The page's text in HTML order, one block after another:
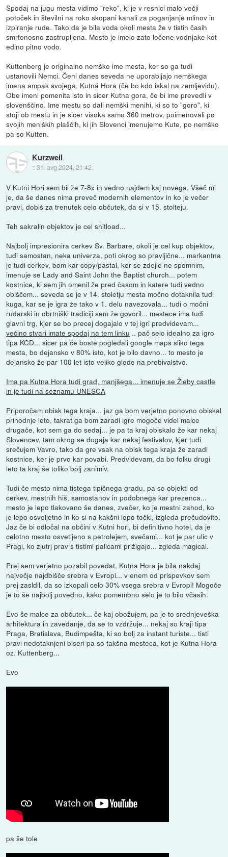
Spodaj na jugu mesta vidimo "reko", ki je v resnici malo večji
potoček in številni na roko skopani kanali za poganjanje mlinov in
izpiranje rude. Tako da je bila voda okoli mesta že v tistih časih
smrtonosno zastrupljena. Mesto je imelo zato ločene vodnjake kot
edino pitno vodo.
Kuttenberg je originalno nemško ime mesta, ker so ga tudi
ustanovili Nemci. Čehi danes seveda ne uporabljajo nemškega
imena ampak svojega, Kutná Hora (če bo kdo iskal na zemljevidu).
Obe imeni pomenita isto in sicer Kutna gora, če bi ime prevedli v
slovenščino. Ime mestu so dali nemški menihi, ki so to "goro", ki
stoji ob mestu in je sicer visoka samo 360 metrov, poimenovali po
svojih meniških plaščih, ki jih Slovenci imenujemo Kute, po nemško
pa so Kutten.
Kurzweil
::31. avg 2024, 21:42
V Kutni Hori sem bil že 7-8x in vedno najdem kaj novega. Všeč mi
je, da še danes nima preveč modernih elementov in ko je večer
pravi, dobiš za trenutek celo občutek, da si v 15. stolteju.
Teh sakralin objektov je cel shitload...
Najbolj impresionira cerkev Sv. Barbare, okoli je cel kup objektov,
tudi samostan, neka univerza, poti okrog so pravljične... markantna
je tudi cerkev, bom kar copy/pastal, ker se zdejle ne spomnim,
imenuje se Lady and Saint John the Baptist church... potem
kostnice, ki sem jih omenil že pred časom in katere tudi vedno
obiščem... seveda se je v 14. stoletju mesta močno dotaknila tudi
kuga, kar se je igra že tako v 1. delu navezovala... tudi o močni
rudarski in obrtniški tradiciji sem že govoril... mestece ima tudi
glavni trg, kjer se bo precej dogajalo v tej igri predvidevam...
večino stvari imate spodaj na tem linku .. pač selo idealno za igro
tipa KCD... sicer pa če boste pogledali google maps sliko tega
mesta, bo dejansko v 80% isto, kot je bilo davno... to mesto je
dejansko že par 100 let isto veliko glede na prebivalstvo.
Ima pa Kutna Hora tudi grad, manjšega... imenuje se Žleby castle
in je tudi na seznamu UNESCA
Priporočam obisk tega kraja... jaz ga bom verjetno ponovno obiskal
prihodnje leto, takrat ga bom zaradi igre mogoče videl malce
drugače, kot sem ga do sedaj... je pa ta kraj obiskalo že kar nekaj
Slovencev, tam okrog se dogaja kar nekaj festivalov, kjer tudi
srečujem Vavro, tako da gre vsak na obisk tega kraja že zaradi
kostnice, ker je prvo kar povabi. Predvidevam, da bo folku drugi
leto ta kraj še toliko bolj zanimiv.
Tudi če mesto nima tistega tipičnega gradu, pa so objekti od
cerkev, mestnih hiš, samostanov in podobnega kar prezenca...
mesto je lepo tlakovano še danes, zvečer, ko je mestni zahod, ko
je lepo osveljetno in ko si na kakšni lepo točki, izgleda prečudovito.
Jaz če bi odločal na občini v Kutni hori, bi definitivno hotel, da je
celotno mesto osvetljeno s petrolejem, svečami... kot je par ulic v
Pragi, ko zjutrj prav s tistimi palicami prižigajo... zgleda magical.
Prej sem verjetno pozabil povedat, Kutna Hora je bila nakdaj
največje najdbišče srebra v Evropi... v enem od prispevkov sem
prej zasldil, da so izkopali celo 30% vsega srebra v Evropi! Mogoče
je to še najbolj povedno, kako pomembno selo je to bilo včasih.
Evo še malce za občutek... če kaj obožujem, pa je to srednjeveška
arhitektura in zavedanje, da se to vzdržuje... nekaj so kraji tipa
Praga, Bratislava, Budimpešta, ki so bolj za instant turiste... tisti
pravi nedotaknjeni biseri pa so takšna mesteca, kot je Kutna Hora
oz. Kuttenberg...
Evo
pa še tole